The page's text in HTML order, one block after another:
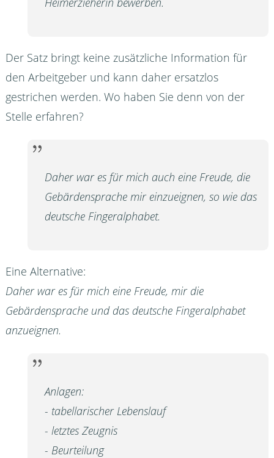
Der Satz bringt keine zusätzliche Information für
den Arbeitgeber und kann daher ersatzlos
gestrichen werden. Wo haben Sie denn von der
Stelle erfahren?
Daher war es für mich auch eine Freude, die
Gebärdensprache mir einzueignen, so wie das
deutsche Fingeralphabet.
Eine Alternative:
Daher war es für mich eine Freude, mir die
Gebärdensprache und das deutsche Fingeralphabet
anzueignen.
Anlagen:
- tabellarischer Lebenslauf
- letztes Zeugnis
- Beurteilung